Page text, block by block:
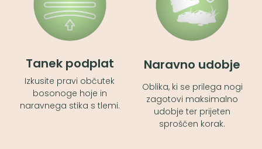
Tanek podplat
Izkusite pravi občutek
bosonoge hoje in
naravnega stika s tlemi.
Naravno udobje
Oblika, ki se prilega nogi
zagotovi maksimalno
udobje ter prijeten
sproščen korak.